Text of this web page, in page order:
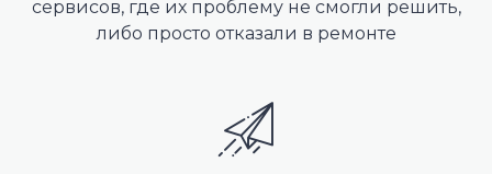
сервисов, где их проблему не смогли решить,
либо просто отказали в ремонте